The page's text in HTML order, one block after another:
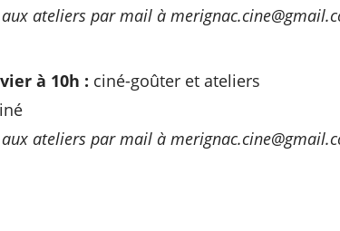
ateliers par mail à
à 10h : ciné-goûter et ateliers
ateliers par mail à